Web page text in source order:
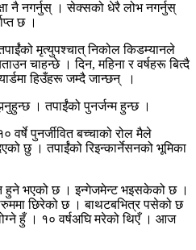
नै नगर्नुस् । सेक्सको धेरै लोभ नगर्नुस्
छ ।
मृत्युपश्चात् निकोल किडम्यानले
चाहन्छे । दिन, महिना र वर्षहरू बित्दै
हिउँहरू जम्दै जान्छन् ।
। तपाईंंको पुनर्जन्म हुन्छ ।
वर्षे पुनर्जीवित बच्चाको रोल मैले
छु । तपाईंंको रिइन्कार्नेसनको भूमिका
हुने भएको छ । इन्गेजमेन्ट भइसकेको छ ।
छिरेको छ । बाथटबभित्र पसेको छ
हुँ । १० वर्षअघि मरेको थिएँ । आज